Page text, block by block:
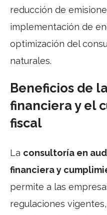
reducción de
implementación de
optimización del
naturales.
Beneficios de
financiera y el
fiscal
La consultoría en
financiera y
permite a las
regulaciones